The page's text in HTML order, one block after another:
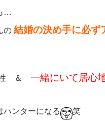
も…
の 結婚の決め手に必
性 ＆ 一緒にいて居心
ハンターになる 笑